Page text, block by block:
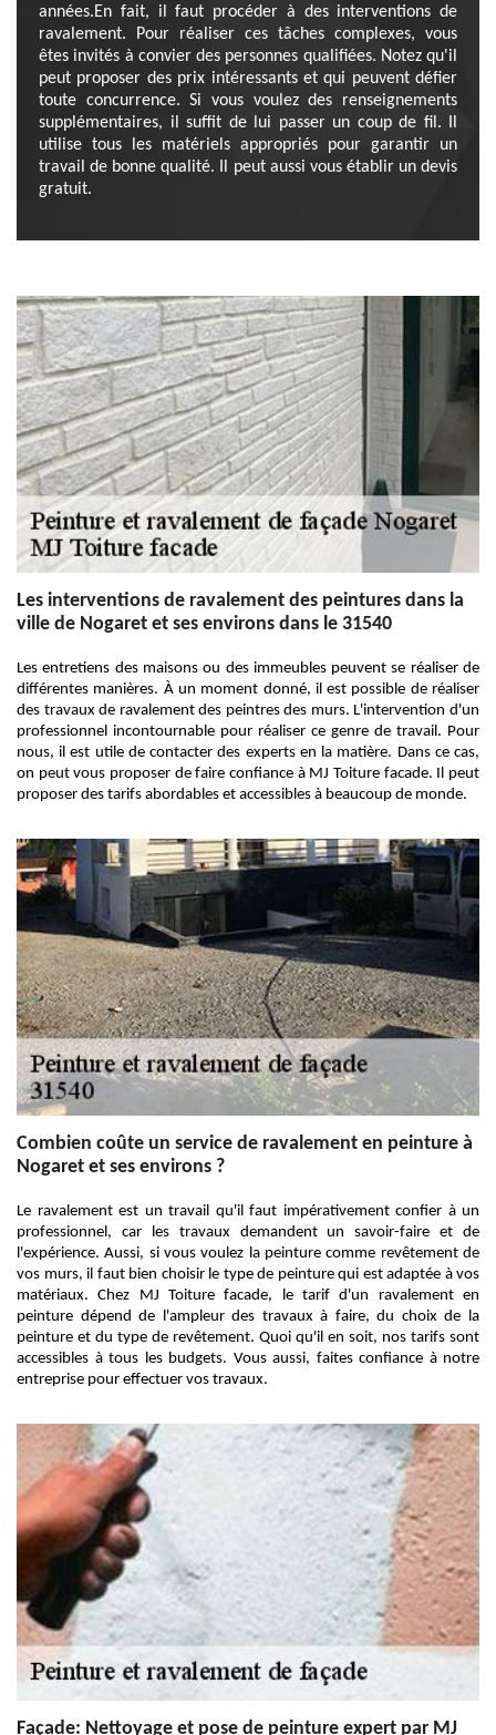
années.En fait, il faut procéder à des interventions de
ravalement. Pour réaliser ces tâches complexes, vous
êtes invités à convier des personnes qualifiées. Notez qu'il
peut proposer des prix intéressants et qui peuvent défier
toute concurrence. Si vous voulez des renseignements
supplémentaires, il suffit de lui passer un coup de fil. Il
utilise tous les matériels appropriés pour garantir un
travail de bonne qualité. Il peut aussi vous établir un devis
gratuit.
Les interventions de ravalement des peintures dans la
ville de Nogaret et ses environs dans le 31540
Les entretiens des maisons ou des immeubles peuvent se réaliser de
différentes manières. À un moment donné, il est possible de réaliser
des travaux de ravalement des peintres des murs. L'intervention d'un
professionnel incontournable pour réaliser ce genre de travail. Pour
nous, il est utile de contacter des experts en la matière. Dans ce cas,
on peut vous proposer de faire confiance à MJ Toiture facade. Il peut
proposer des tarifs abordables et accessibles à beaucoup de monde.
Combien coûte un service de ravalement en peinture à
Nogaret et ses environs ?
Le ravalement est un travail qu'il faut impérativement confier à un
professionnel, car les travaux demandent un savoir-faire et de
l'expérience. Aussi, si vous voulez la peinture comme revêtement de
vos murs, il faut bien choisir le type de peinture qui est adaptée à vos
matériaux. Chez MJ Toiture facade, le tarif d'un ravalement en
peinture dépend de l'ampleur des travaux à faire, du choix de la
peinture et du type de revêtement. Quoi qu'il en soit, nos tarifs sont
accessibles à tous les budgets. Vous aussi, faites confiance à notre
entreprise pour effectuer vos travaux.
Façade: Nettoyage et pose de peinture expert par MJ